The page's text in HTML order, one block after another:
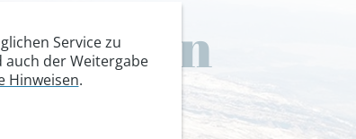
Mythen
Service zu
auch der Weitergabe
Hinweisen.